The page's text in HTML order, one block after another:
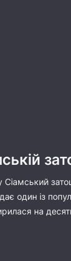
Сіамський
один із
на